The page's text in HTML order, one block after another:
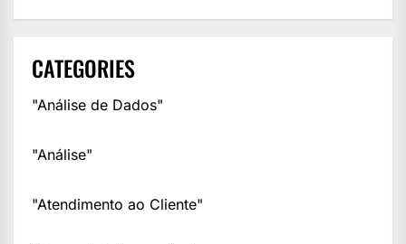
CATEGORIES
"Análise de Dados"
"Análise"
"Atendimento ao Cliente"